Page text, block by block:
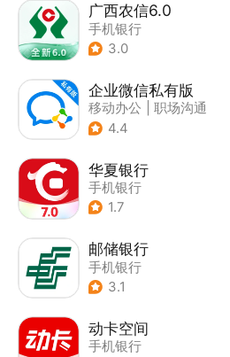
广西农信6.0
手机银行
3.0
企业微信私有版
移动办公
职场沟通
4.4
华夏银行
手机银行
1.7
邮储银行
手机银行
3.1
动卡空间
手机银行